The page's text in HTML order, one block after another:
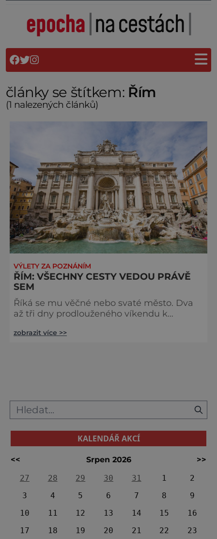
články se štítkem: Řím
(1 nalezených článků)
VÝLETY ZA POZNÁNÍM
ŘÍM: VŠECHNY CESTY VEDOU PRÁVĚ
SEM
Říká se mu věčné nebo svaté město. Dva
až tři dny prodlouženého víkendu k
to nejdůležitější uvidíte. A když hodíte
stejné tajemství jako když tady Tom
zobrazit více >>
KALENDÁŘ AKCÍ
<< Srpen 2026
>>
27
28 29 30 31 1
2
3
4 5 6 7 8
9
10
11 12 13 14 15
16
17
18 19 20 21 22
23